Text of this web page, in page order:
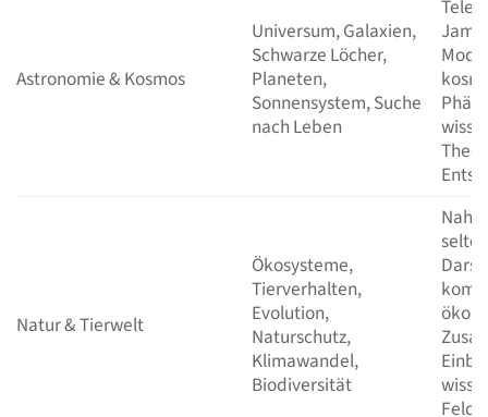
Astronomie & Kosmos
Universum, Galaxien,
Schwarze Löcher,
Planeten,
Sonnensystem, Suche
nach Leben
Natur & Tierwelt
Ökosysteme,
Tierverhalten,
Evolution,
Naturschutz,
Klimawandel,
Biodiversität